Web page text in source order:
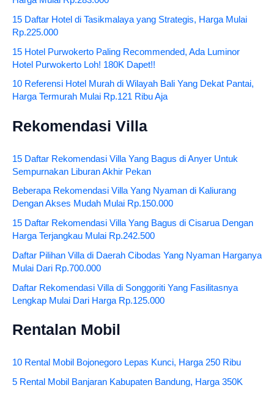
15 Daftar Hotel di Tasikmalaya yang Strategis, Harga Mulai
Rp.225.000
15 Hotel Purwokerto Paling Recommended, Ada Luminor
Hotel Purwokerto Loh! 180K Dapet!!
10 Referensi Hotel Murah di Wilayah Bali Yang Dekat Pantai,
Harga Termurah Mulai Rp.121 Ribu Aja
Rekomendasi Villa
15 Daftar Rekomendasi Villa Yang Bagus di Anyer Untuk
Sempurnakan Liburan Akhir Pekan
Beberapa Rekomendasi Villa Yang Nyaman di Kaliurang
Dengan Akses Mudah Mulai Rp.150.000
15 Daftar Rekomendasi Villa Yang Bagus di Cisarua Dengan
Harga Terjangkau Mulai Rp.242.500
Daftar Pilihan Villa di Daerah Cibodas Yang Nyaman Harganya
Mulai Dari Rp.700.000
Daftar Rekomendasi Villa di Songgoriti Yang Fasilitasnya
Lengkap Mulai Dari Harga Rp.125.000
Rentalan Mobil
10 Rental Mobil Bojonegoro Lepas Kunci, Harga 250 Ribu
5 Rental Mobil Banjaran Kabupaten Bandung, Harga 350K